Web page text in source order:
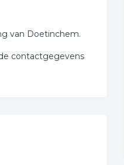
van Doetinchem.
contactgegevens